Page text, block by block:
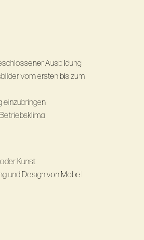
Ausbildung
vom ersten bis zum
einzubringen
Kunst
und Design von Möbel